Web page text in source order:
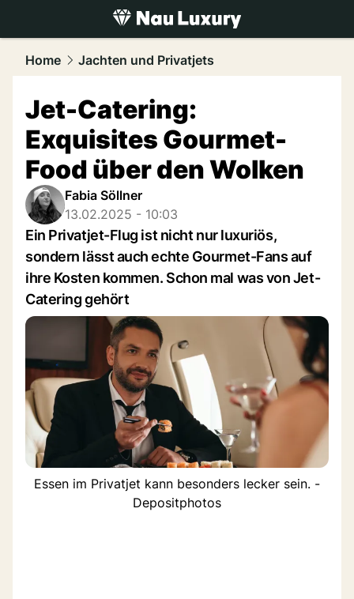
luxury.NAU.ch
Home Jachten und Privatjets
Jet-Catering:
Exquisites Gourmet-
Food über den Wolken
Fabia Söllner
13.02.2025 - 10:03
Ein Privatjet-Flug ist nicht nur luxuriös,
sondern lässt auch echte Gourmet-Fans auf
ihre Kosten kommen. Schon mal was von Jet-
Catering gehört
Essen im Privatjet kann besonders lecker sein. -
Depositphotos